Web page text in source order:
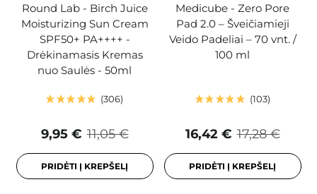
Round Lab - Birch Juice
Moisturizing Sun Cream
SPF50+ PA++++ -
Drėkinamasis Kremas
nuo Saulės - 50ml
306
11,05 €
9,95 €
PRIDĖTI Į KREPŠELĮ
Medicube - Zero Pore
Pad 2.0 – Šveičiamieji
Veido Padeliai – 70 vnt. /
100 ml
103
17,28 €
16,42 €
PRIDĖTI Į KREPŠELĮ